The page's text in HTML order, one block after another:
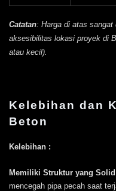
Catatan: Harga di atas sangat
aksesibilitas lokasi proyek di
atau kecil).
Kelebihan dan
Beton
Kelebihan :
Memiliki Struktur yang Solid
mencegah pipa pecah saat